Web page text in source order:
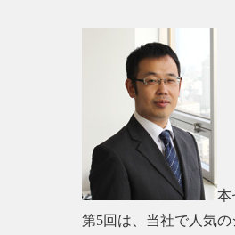
本
第5回は、当社で人気